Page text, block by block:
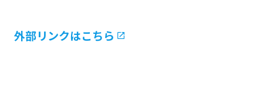
外部リンクはこちら